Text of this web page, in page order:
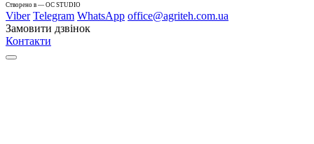
Cтворено в — OC STUDIO
Viber Telegram WhatsApp office@agriteh.com.ua
Замовити дзвінок
Контакти